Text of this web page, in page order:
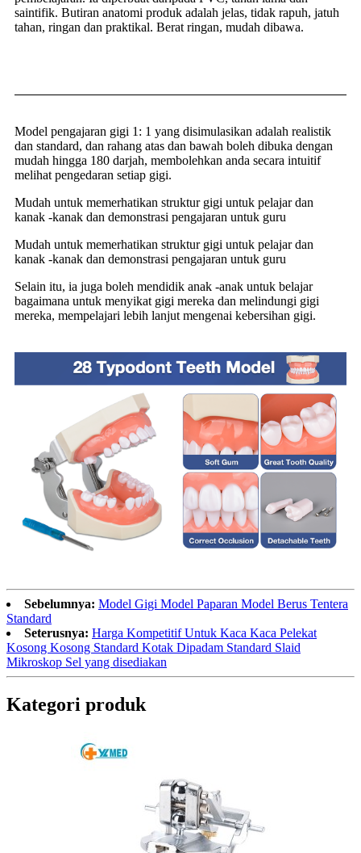
saintifik. Butiran anatomi produk adalah jelas, tidak rapuh, jatuh
tahan, ringan dan praktikal. Berat ringan, mudah dibawa.
Model pengajaran gigi 1: 1 yang disimulasikan adalah realistik
dan standard, dan rahang atas dan bawah boleh dibuka dengan
mudah hingga 180 darjah, membolehkan anda secara intuitif
melihat pengedaran setiap gigi.
Mudah untuk memerhatikan struktur gigi untuk pelajar dan
kanak -kanak dan demonstrasi pengajaran untuk guru
Mudah untuk memerhatikan struktur gigi untuk pelajar dan
kanak -kanak dan demonstrasi pengajaran untuk guru
Selain itu, ia juga boleh mendidik anak -anak untuk belajar
bagaimana untuk menyikat gigi mereka dan melindungi gigi
mereka, mempelajari lebih lanjut mengenai kebersihan gigi.
Sebelumnya: Model Gigi Model Paparan Model Berus Tentera
Standard
Seterusnya: Harga Kompetitif Untuk Kaca Kaca Pelekat
Kosong Kosong Standard Kotak Dipadam Standard Slaid
Mikroskop Sel yang disediakan
Kategori produk